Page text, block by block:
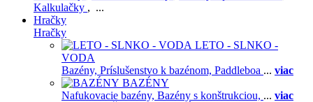
Kalkulačky , ...
Hračky
Hračky
LETO - SLNKO -
VODA
Bazény, Príslušenstvo k bazénom, Paddleboa ... viac
BAZÉNY
Nafukovacie bazény, Bazény s konštrukciou, ... viac